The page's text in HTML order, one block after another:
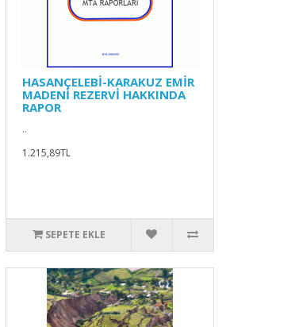
HASANÇELEBİ-KARAKUZ EMİR
MADENİ REZERVİ HAKKINDA
RAPOR
..
1.215,89TL
SEPETE EKLE